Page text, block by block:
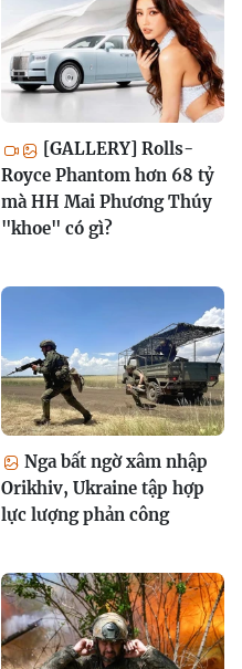
[GALLERY] Rolls-
Royce Phantom hơn 68 tỷ
mà HH Mai Phương Thúy
"khoe" có gì?
Nga bất ngờ xâm nhập
Orikhiv, Ukraine tập hợp
lực lượng phản công